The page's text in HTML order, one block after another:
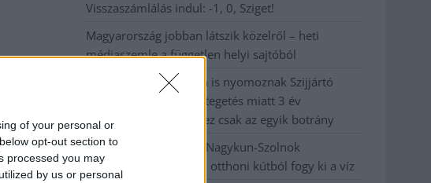
of your personal or
opt-out section to
processed you may
by us or personal
Visszaszámlálás indul: -1, 0, Sziget!
Magyarország jobban látszik közelről – heti
médiaszemle a független helyi sajtóból
Már magasabb szinten is nyomoznak Szijjártó
büntetőügyében, vesztegetés miatt 3 év
letöltendőt kaphat és ez csak az egyik botrány
Problémák egész Jász-Nagykun-Szolnok
megyében: egyre több otthoni kútból fogy ki a víz